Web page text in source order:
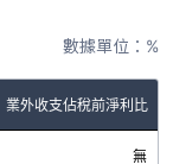
數據單位：%
業外收支佔稅前淨利比
無